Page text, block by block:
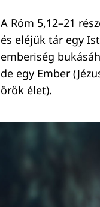
A Róm 5,12–21
és eléjük tár egy
emberiség
de egy Ember
örök élet).